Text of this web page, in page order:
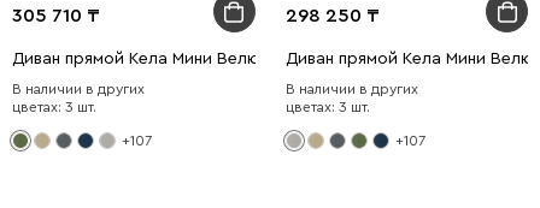
305 710
Диван прямой Кела Мини Велюр Оливковый
В наличии в других
цветах: 3 шт.
+107
298 250
Диван прямой Кела Мини
В наличии в других
цветах: 3 шт.
+107